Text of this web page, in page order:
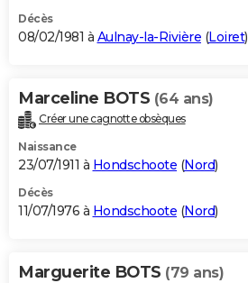
Décès
08/02/1981 à Aulnay-la-Rivière (Loiret)
Marceline BOTS (64 ans)
Créer une cagnotte obsèques
Naissance
23/07/1911 à Hondschoote (Nord)
Décès
11/07/1976 à Hondschoote (Nord)
Marguerite BOTS (79 ans)